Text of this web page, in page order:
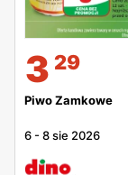
3 29
Piwo Zamkowe
6 -8 sie 2026